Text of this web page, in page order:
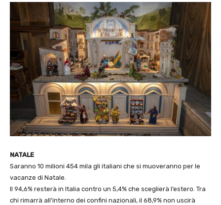
NATALE
Saranno 10 milioni 454 mila gli italiani che si muoveranno per le
vacanze di Natale.
Il 94,6% resterà in Italia contro un 5,4% che sceglierà l’estero. Tra
chi rimarrà all’interno dei confini nazionali, il 68,9% non uscirà